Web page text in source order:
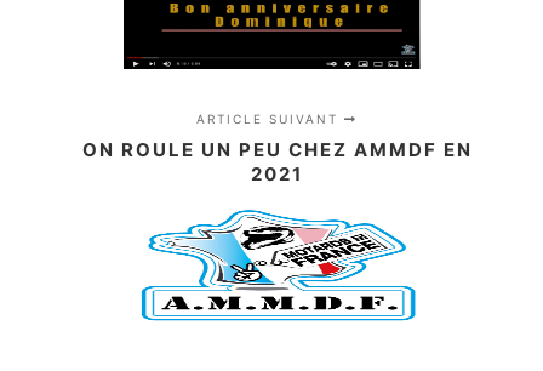
ARTICLE SUIVANT
ON ROULE UN PEU CHEZ AMMDF EN
2021